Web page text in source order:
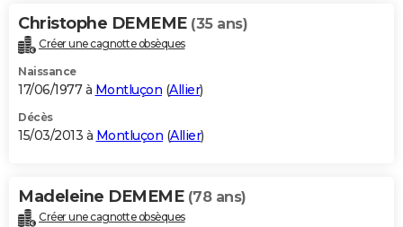
Christophe DEMEME (35 ans)
Créer une cagnotte obsèques
Naissance
17/06/1977 à Montluçon (Allier)
Décès
15/03/2013 à Montluçon (Allier)
Madeleine DEMEME (78 ans)
Créer une cagnotte obsèques